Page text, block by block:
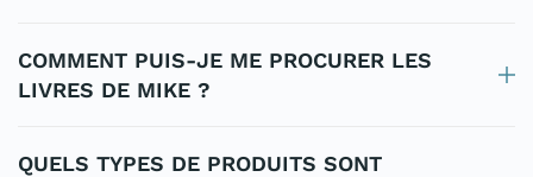
COMMENT PUIS-JE ME PROCURER LES
LIVRES DE MIKE ?
QUELS TYPES DE PRODUITS SONT